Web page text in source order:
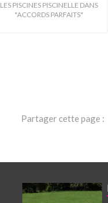
LES PISCINES PISCINELLE DANS
"ACCORDS PARFAITS"
Partager cette page :